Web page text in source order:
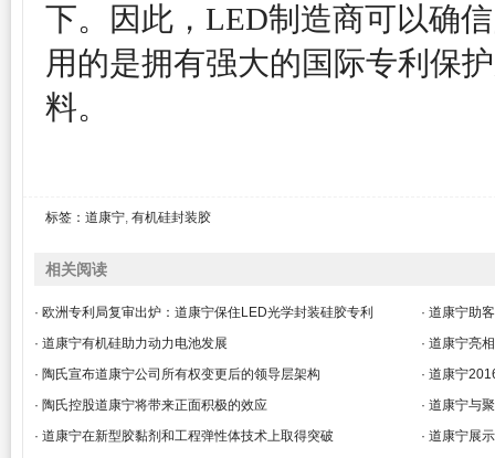
下。因此，LED制造商可以确
用的是拥有强大的国际专利保
料。
标签： 道康宁, 有机硅封装胶
相关阅读
· 欧洲专利局复审出炉：道康宁保住LED光学封装硅胶专利
· 道康宁助
· 道康宁有机硅助力动力电池发展
· 道康宁亮
· 陶氏宣布道康宁公司所有权变更后的领导层架构
· 道康宁
· 陶氏控股道康宁将带来正面积极的效应
· 道康宁与
· 道康宁在新型胶黏剂和工程弹性体技术上取得突破
· 道康宁展